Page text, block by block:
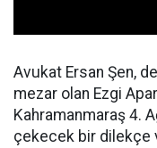
Avukat Ersan Şen,
mezar olan Ezgi
Kahramanmaraş 4.
çekecek bir dilekçe